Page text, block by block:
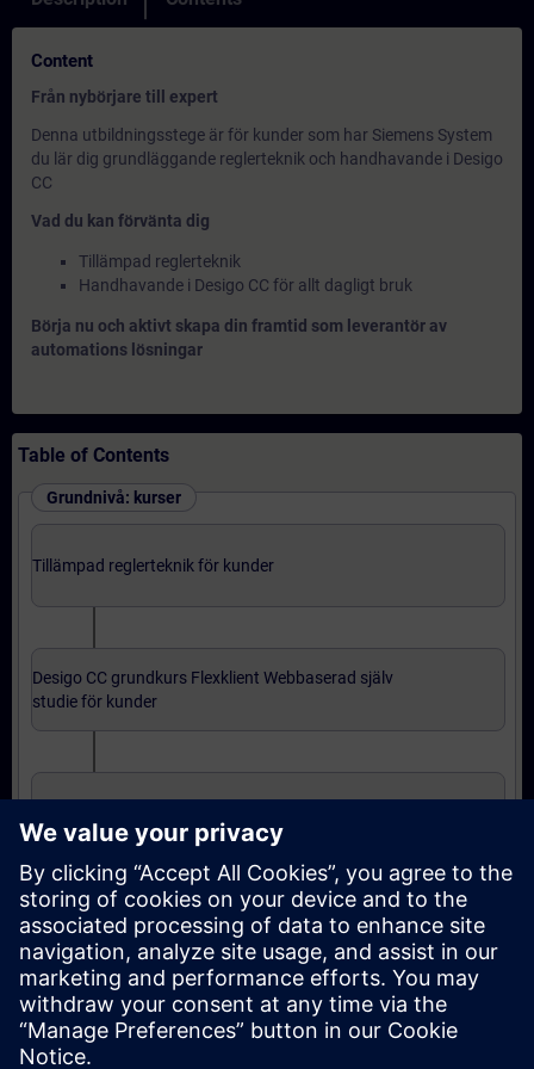
Content
Från nybörjare till expert
Denna utbildningsstege är för kunder som har Siemens System
du lär dig grundläggande reglerteknik och handhavande i Desigo
CC
Vad du kan förvänta dig
Tillämpad reglerteknik
Handhavande i Desigo CC för allt dagligt bruk
Börja nu och aktivt skapa din framtid som leverantör av
automations lösningar
Table of Contents
Grundnivå: kurser
Tillämpad reglerteknik för kunder
Desigo CC grundkurs Flexklient Webbaserad själv
studie för kunder
Avancerad nivå: kurser
Desigo CC fortsättningskurs installerad klient för
kunder